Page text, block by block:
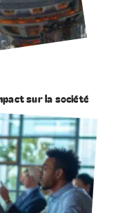
sur la société